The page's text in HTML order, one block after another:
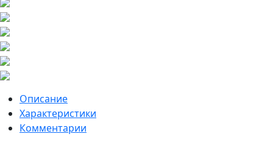
Описание
Характеристики
Комментарии